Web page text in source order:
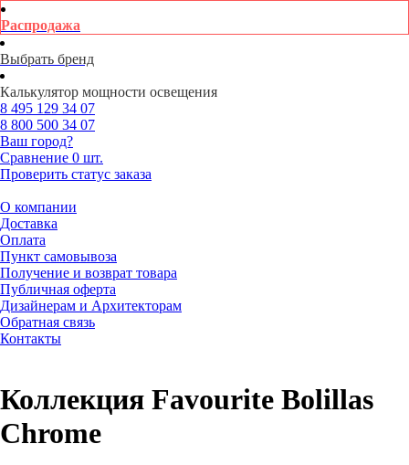
Распродажа
Выбрать бренд
Калькулятор мощности освещения
8 495 129 34 07
8 800 500 34 07
Ваш город?
Сравнение 0 шт.
Проверить статус заказа
О компании
Доставка
Оплата
Пункт самовывоза
Получение и возврат товара
Публичная оферта
Дизайнерам и Архитекторам
Обратная связь
Контакты
Коллекция Favourite Bolillas
Chrome